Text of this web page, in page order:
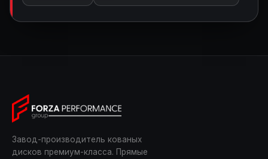
Завод-производитель кованых
дисков премиум-класса. Прямые